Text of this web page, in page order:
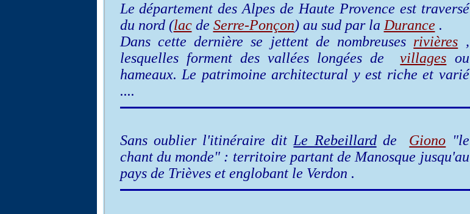
Le département des Alpes de Haute Provence est traversé
du nord (lacde Serre-Ponçon) au sud par la Durance .
Dans cette dernière se jettent de nombreuses rivières ,
lesquelles forment des vallées longées devillages ou
hameaux. Le patrimoine architectural y est riche et varié
....
Sans oublier l'itinéraire dit Le Rebeillardde Giono "le
chant du monde" : territoire partant de Manosque jusqu'au
pays de Trièves et englobant le Verdon .